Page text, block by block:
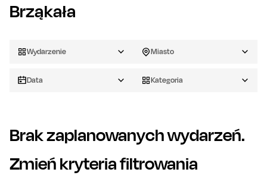
Brząkała
Wydarzenie Miasto
Data Kategoria
Brak zaplanowanych wydarzeń.
Zmień kryteria filtrowania